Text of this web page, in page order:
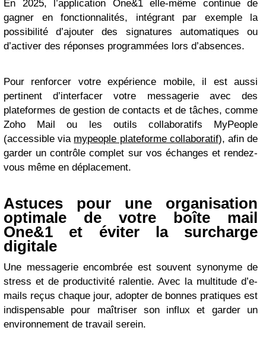
En 2025, l’application One&1 elle-même continue de
gagner en fonctionnalités, intégrant par exemple la
possibilité d’ajouter des signatures automatiques ou
d’activer des réponses programmées lors d’absences.
Pour renforcer votre expérience mobile, il est aussi
pertinent d’interfacer votre messagerie avec des
plateformes de gestion de contacts et de tâches, comme
Zoho Mail ou les outils collaboratifs MyPeople
(accessible via mypeople plateforme collaboratif), afin de
garder un contrôle complet sur vos échanges et rendez-
vous même en déplacement.
Astuces pour une organisation
optimale de votre boîte mail
One&1 et éviter la surcharge
digitale
Une messagerie encombrée est souvent synonyme de
stress et de productivité ralentie. Avec la multitude d’e-
mails reçus chaque jour, adopter de bonnes pratiques est
indispensable pour maîtriser son influx et garder un
environnement de travail serein.